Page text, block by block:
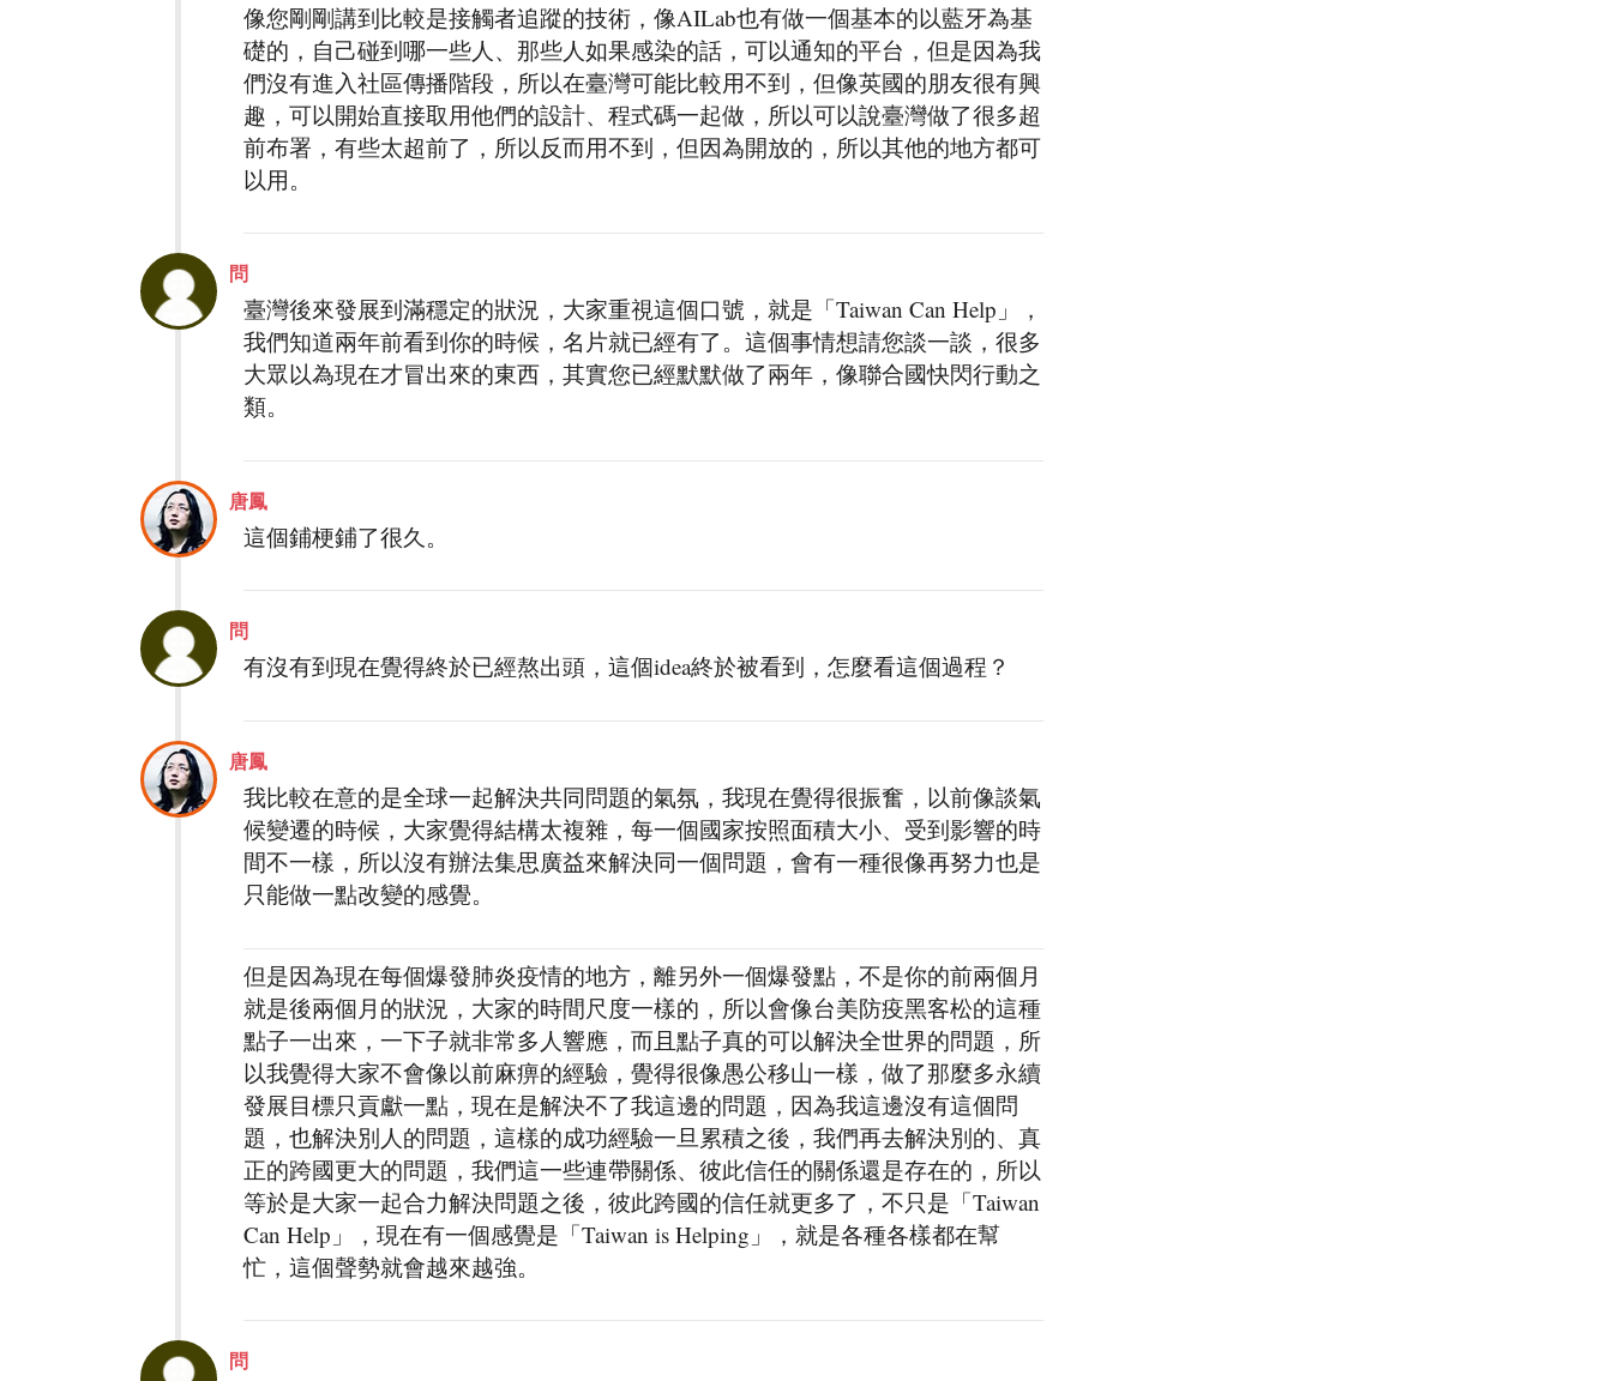
像您剛剛講到比較是接觸者追蹤的技術，像AILab也有做一個基本的以藍牙為基
礎的，自己碰到哪一些人、那些人如果感染的話，可以通知的平台，但是因為我
們沒有進入社區傳播階段，所以在臺灣可能比較用不到，但像英國的朋友很有興
趣，可以開始直接取用他們的設計、程式碼一起做，所以可以說臺灣做了很多超
前布署，有些太超前了，所以反而用不到，但因為開放的，所以其他的地方都可
以用。
問
臺灣後來發展到滿穩定的狀況，大家重視這個口號，就是「Taiwan Can Help」，
我們知道兩年前看到你的時候，名片就已經有了。這個事情想請您談一談，很多
大眾以為現在才冒出來的東西，其實您已經默默做了兩年，像聯合國快閃行動之
類。
唐鳳
這個鋪梗鋪了很久。
問
有沒有到現在覺得終於已經熬出頭，這個idea終於被看到，怎麼看這個過程？
唐鳳
我比較在意的是全球一起解決共同問題的氣氛，我現在覺得很振奮，以前像談氣
候變遷的時候，大家覺得結構太複雜，每一個國家按照面積大小、受到影響的時
間不一樣，所以沒有辦法集思廣益來解決同一個問題，會有一種很像再努力也是
只能做一點改變的感覺。
但是因為現在每個爆發肺炎疫情的地方，離另外一個爆發點，不是你的前兩個月
就是後兩個月的狀況，大家的時間尺度一樣的，所以會像台美防疫黑客松的這種
點子一出來，一下子就非常多人響應，而且點子真的可以解決全世界的問題，所
以我覺得大家不會像以前麻痹的經驗，覺得很像愚公移山一樣，做了那麼多永續
發展目標只貢獻一點，現在是解決不了我這邊的問題，因為我這邊沒有這個問
題，也解決別人的問題，這樣的成功經驗一旦累積之後，我們再去解決別的、真
正的跨國更大的問題，我們這一些連帶關係、彼此信任的關係還是存在的，所以
等於是大家一起合力解決問題之後，彼此跨國的信任就更多了，不只是「Taiwan
Can Help」，現在有一個感覺是「Taiwan is Helping」，就是各種各樣都在幫
忙，這個聲勢就會越來越強。
問